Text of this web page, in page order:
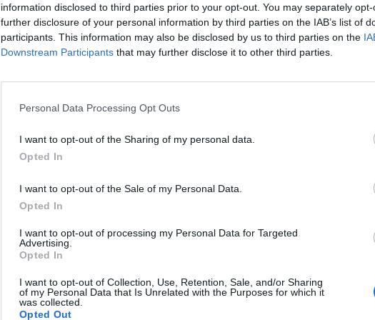
information disclosed to third parties prior to your opt-out. You may separately
further disclosure of your personal information by third parties on the IAB’s list of
participants. This information may also be disclosed by us to third parties on the
Downstream Participants that may further disclose it to other third parties.
Personal Data Processing Opt Outs
I want to opt-out of the Sharing of my personal data.
Opted In
I want to opt-out of the Sale of my Personal Data.
Opted In
I want to opt-out of processing my Personal Data for Targeted
Advertising.
Opted In
I want to opt-out of Collection, Use, Retention, Sale, and/or Sharing
of my Personal Data that Is Unrelated with the Purposes for which it
was collected.
Opted Out
Rudy Giuliani a Come States?
americana